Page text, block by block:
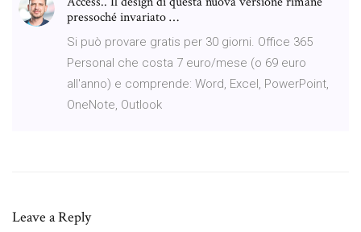
pressoché invariato …
Si può provare gratis per 30 giorni. Office 365
Personal che costa 7 euro/mese (o 69 euro
all'anno) e comprende: Word, Excel, PowerPoint,
OneNote, Outlook
Leave a Reply